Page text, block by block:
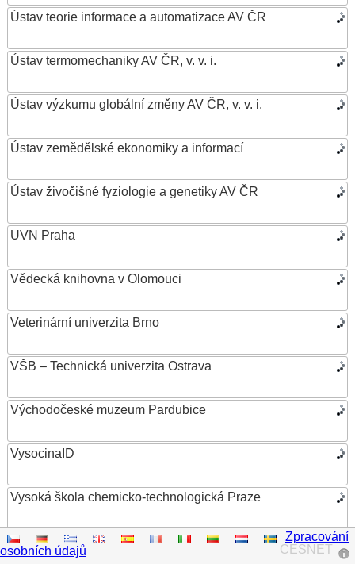
Ústav teorie informace a automatizace AV ČR
Ústav termomechaniky AV ČR, v. v. i.
Ústav výzkumu globální změny AV ČR, v. v. i.
Ústav zemědělské ekonomiky a informací
Ústav živočišné fyziologie a genetiky AV ČR
UVN Praha
Vědecká knihovna v Olomouci
Veterinární univerzita Brno
VŠB – Technická univerzita Ostrava
Východočeské muzeum Pardubice
VysocinaID
Vysoká škola chemicko-technologická Praze
Vysoká škola ekonomická v Praze
CESNET
Zpracování
osobních údajů